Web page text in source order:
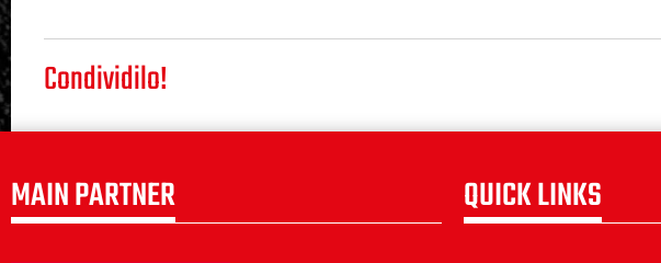
Condividilo!
MAIN PARTNER QUICK LINKS